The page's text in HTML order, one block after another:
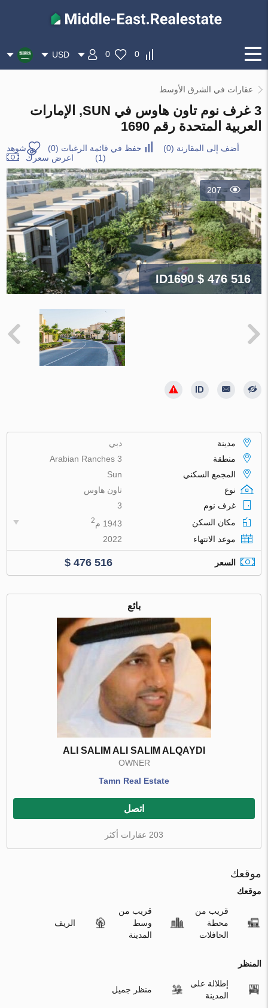
0
0
USD
عقارات في الشرق الأوسط
3 غرف نوم تاون هاوس في SUN, الإمارات
العربية المتحدة رقم 1690
أضف إلى المقارنة (
0
) حفظ في قائمة الرغبات (
0
)
شوهد
(1)
اعرض سعرك
207
ID1690$ 476 516
مدينة
دبي
منطقة
Arabian Ranches 3
المجمع السكني
Sun
نوع
تاون هاوس
غرف نوم
3
مكان السكن
1943 م 2
موعد الانتهاء 2022
السعر $ 476 516
بائع
ALI SALIM ALI SALIM ALQAYDI
OWNER
Tamn Real Estate
اتصل
203 عقارات أكثر
موقعك
موقعك
قريب من
محطة
الحافلات
قريب من
وسط
المدينة
الريف
المنظر
إطلالة على
المدينة
منظر جميل